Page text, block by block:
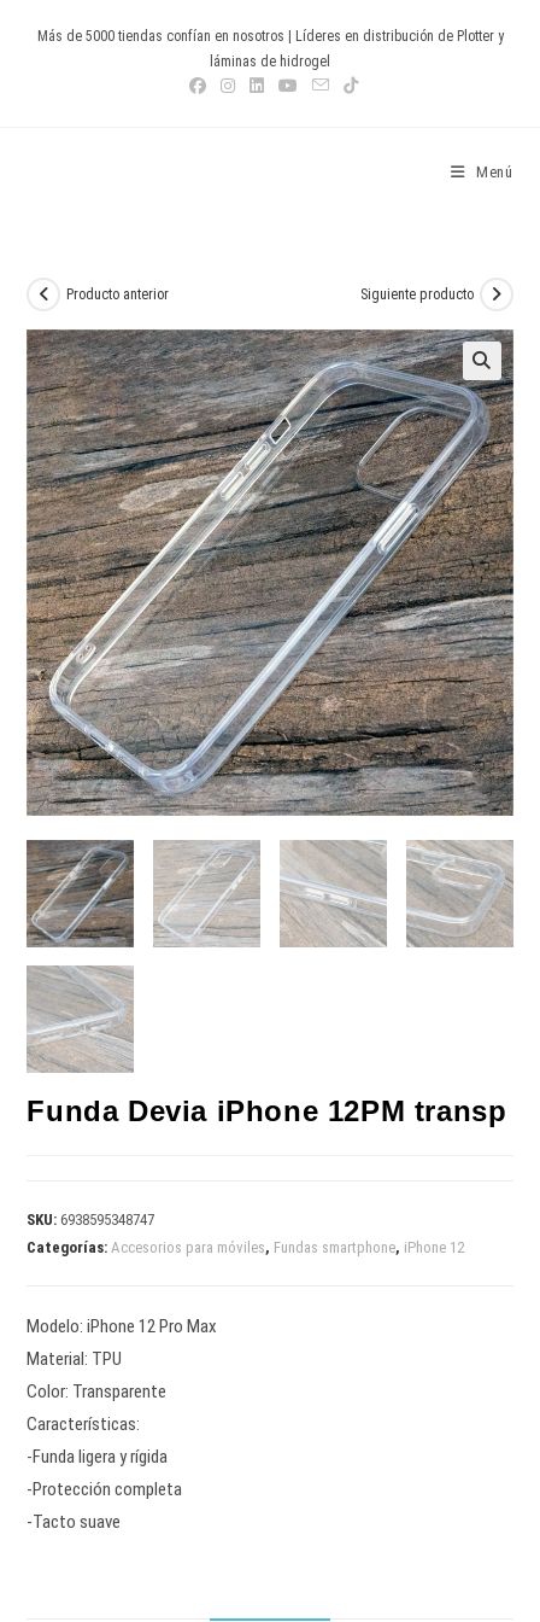
Más de 5000 tiendas confían en nosotros | Líderes en distribución de Plotter y
láminas de hidrogel
Menú
Producto anterior Siguiente producto
🔍
Funda Devia iPhone 12PM transp
SKU:6938595348747
Categorías: Accesorios para móviles, Fundas smartphone, iPhone 12
Modelo: iPhone 12 Pro Max
Material: TPU
Color: Transparente
Características:
-Funda ligera y rígida
-Protección completa
-Tacto suave